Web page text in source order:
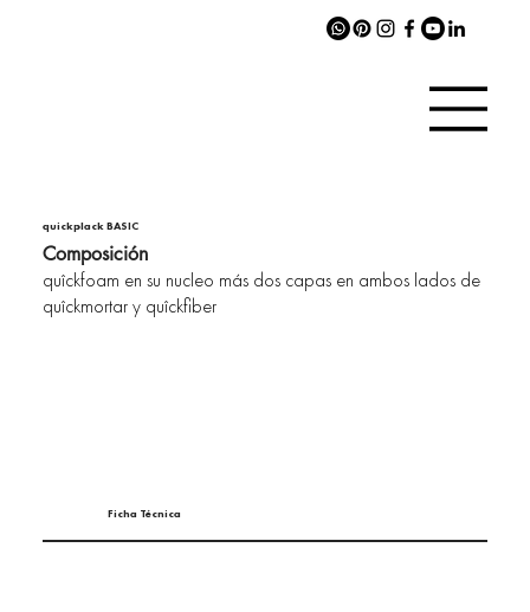
quickplack BASIC
Composición
quîckfoam en su nucleo más dos capas en ambos lados de
quîckmortar y quîckfiber
Ficha Técnica